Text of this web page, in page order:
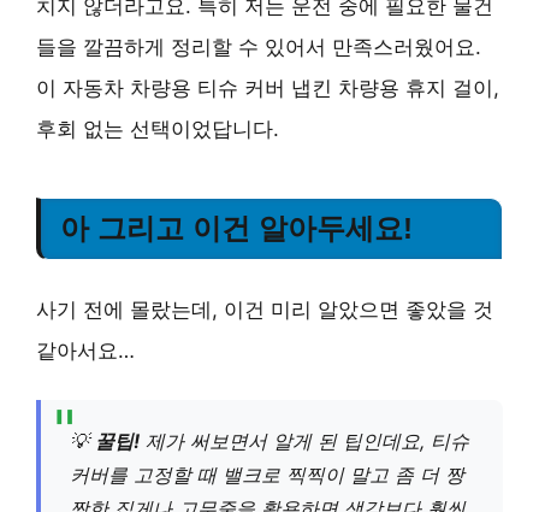
치지 않더라고요. 특히 저는 운전 중에 필요한 물건
들을 깔끔하게 정리할 수 있어서 만족스러웠어요.
이 자동차 차량용 티슈 커버 냅킨 차량용 휴지 걸이,
후회 없는 선택이었답니다.
아 그리고 이건 알아두세요!
사기 전에 몰랐는데, 이건 미리 알았으면 좋았을 것
같아서요…
💡 꿀팁! 제가 써보면서 알게 된 팁인데요, 티슈
커버를 고정할 때 밸크로 찍찍이 말고 좀 더 짱